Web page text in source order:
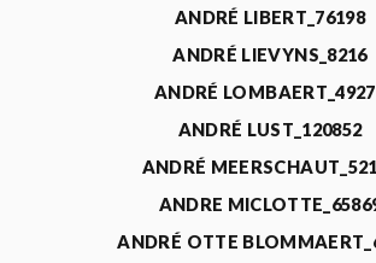
ANDRÉ LIBERT_76198
ANDRÉ LIEVYNS_8216
ANDRÉ
ANDRÉ LUST_120852
ANDRÉ
ANDRE
ANDRÉ OTTE